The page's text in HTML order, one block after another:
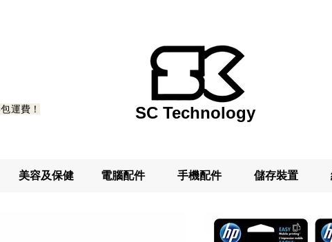
運費！ SC Technology
美容及保健 電腦配件 手機配件 儲存裝置